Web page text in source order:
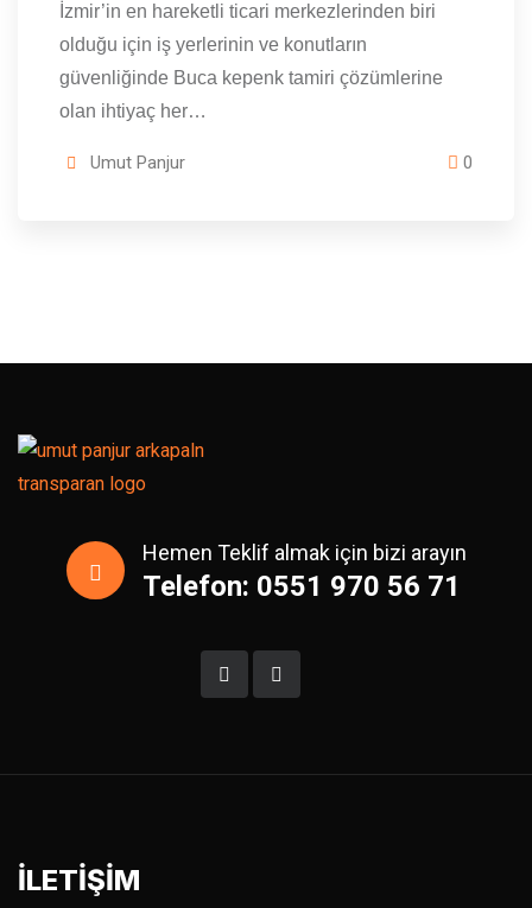
İzmir’in en hareketli ticari merkezlerinden biri
olduğu için iş yerlerinin ve konutların
güvenliğinde Buca kepenk tamiri çözümlerine
olan ihtiyaç her…
Umut Panjur 0
Hemen Teklif almak için bizi arayın
Telefon: 0551 970 56 71
İLETİŞİM